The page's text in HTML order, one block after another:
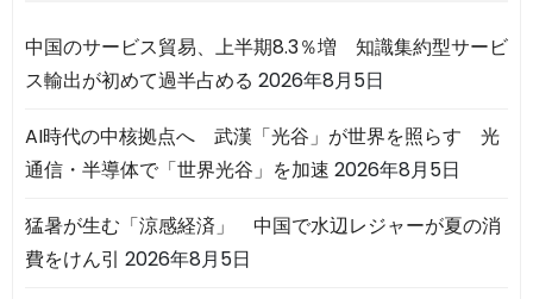
中国のサービス貿易、上半期8.3％増 知識集約型サービ
ス輸出が初めて過半占める 2026年8月5日
AI時代の中核拠点へ 武漢「光谷」が世界を照らす 光
通信・半導体で「世界光谷」を加速 2026年8月5日
猛暑が生む「涼感経済」 中国で水辺レジャーが夏の消
費をけん引 2026年8月5日